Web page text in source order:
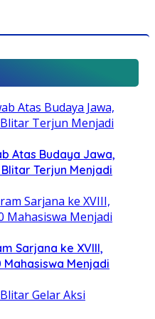
Atas Budaya Jawa,
Terjun Menjadi
Sarjana ke XVIII,
Mahasiswa Menjadi